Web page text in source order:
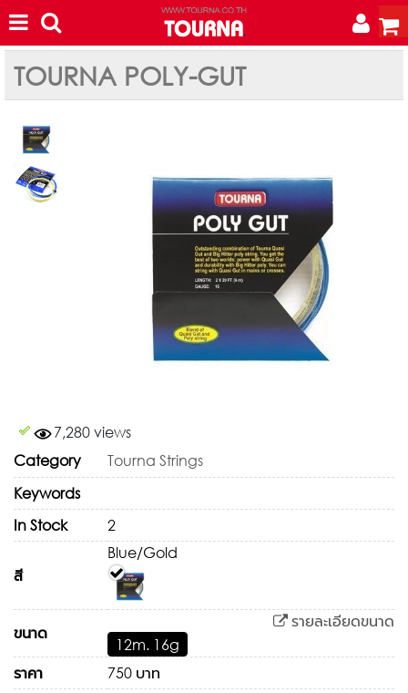
TOURNA POLY-GUT
7,280 views
Category
Tourna Strings
Keywords
In Stock
2
สี
Blue/Gold
ขนาด
รายละเอียดขนาด
12m. 16g
ราคา
750 บาท